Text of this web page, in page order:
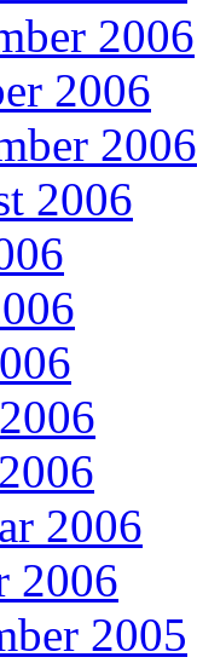
2006
2006
2006
2006
2006
2006
2005